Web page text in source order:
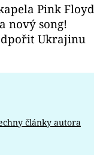
Pink Floyd
nový song!
Ukrajinu
články autora